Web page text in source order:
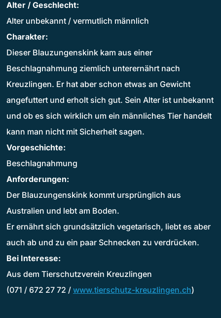
Alter / Geschlecht:
Alter unbekannt / vermutlich männlich
Charakter:
Dieser Blauzungenskink kam aus einer
Beschlagnahmung ziemlich unterernährt nach
Kreuzlingen. Er hat aber schon etwas an Gewicht
angefuttert und erholt sich gut. Sein Alter ist unbekannt
und ob es sich wirklich um ein männliches Tier handelt
kann man nicht mit Sicherheit sagen.
Vorgeschichte:
Beschlagnahmung
Anforderungen:
Der Blauzungenskink kommt ursprünglich aus
Australien und lebt am Boden.
Er ernährt sich grundsätzlich vegetarisch, liebt es aber
auch ab und zu ein paar Schnecken zu verdrücken.
Bei Interesse:
Aus dem Tierschutzverein Kreuzlingen
(071 / 672 27 72 / www.tierschutz-kreuzlingen.ch)